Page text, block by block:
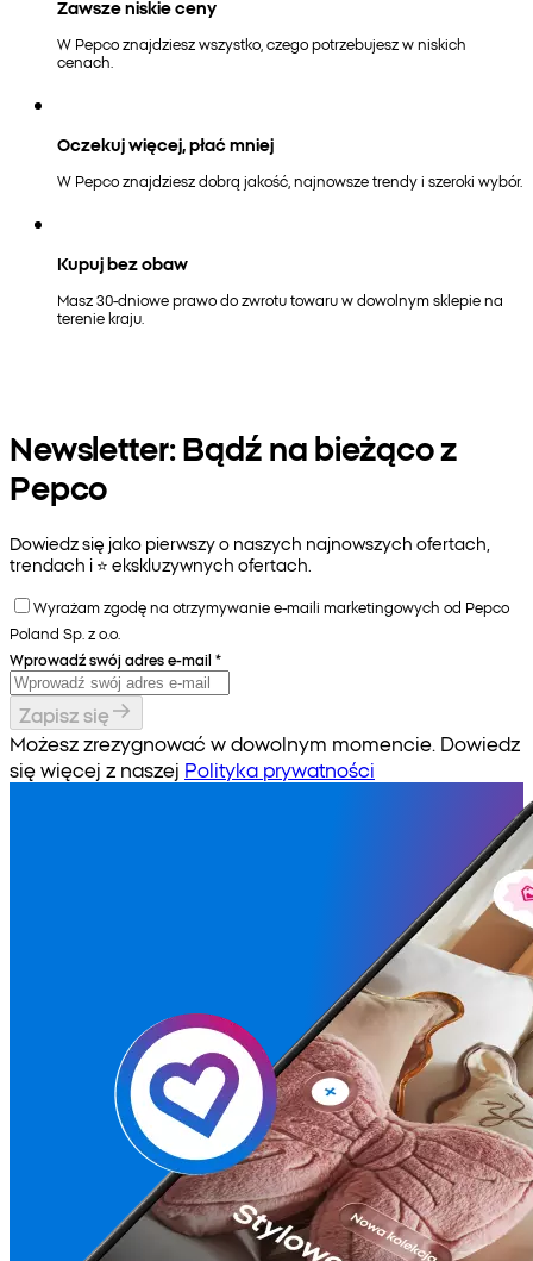
Zawsze niskie ceny
W Pepco znajdziesz wszystko, czego potrzebujesz w niskich
cenach.
Oczekuj więcej, płać mniej
W Pepco znajdziesz dobrą jakość, najnowsze trendy i szeroki wybór.
Kupuj bez obaw
Masz 30-dniowe prawo do zwrotu towaru w dowolnym sklepie na
terenie kraju.
Newsletter: Bądź na bieżąco z
Pepco
Dowiedz się jako pierwszy o naszych najnowszych ofertach,
trendach i ⭐️ ekskluzywnych ofertach.
Wyrażam zgodę na otrzymywanie e-maili marketingowych od Pepco
Poland Sp. z o.o.
Wprowadź swój adres e-mail *
Zapisz się
Możesz zrezygnować w dowolnym momencie. Dowiedz
się więcej z naszej Polityka prywatności